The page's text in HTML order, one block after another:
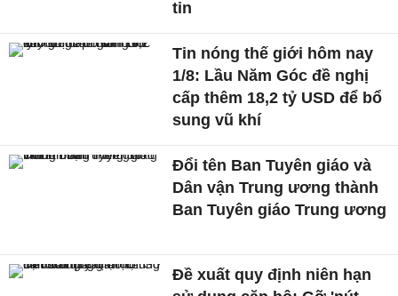
tin
Tin nóng thế giới hôm nay
1/8: Lầu Năm Góc đề nghị
cấp thêm 18,2 tỷ USD để bổ
sung vũ khí
Đổi tên Ban Tuyên giáo và
Dân vận Trung ương thành
Ban Tuyên giáo Trung ương
Đề xuất quy định niên hạn